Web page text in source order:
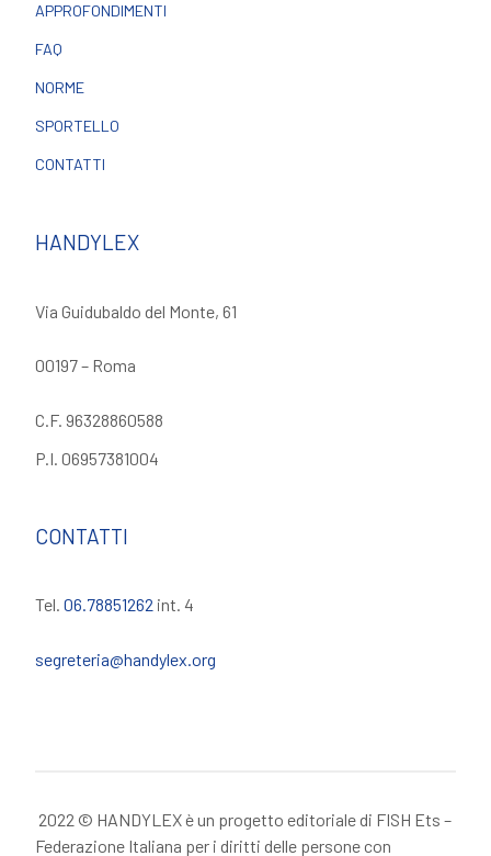
APPROFONDIMENTI
FAQ
NORME
SPORTELLO
CONTATTI
HANDYLEX
Via Guidubaldo del Monte, 61
00197 – Roma
C.F. 96328860588
P.I. 06957381004
CONTATTI
Tel.06.78851262 int. 4
segreteria@handylex.org
2022 © HANDYLEX è un progetto editoriale di FISH Ets –
Federazione Italiana per i diritti delle persone con